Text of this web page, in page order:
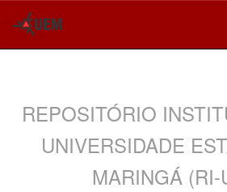
REPOSITÓRIO
UNIVERSIDADE
MARINGÁ (RI-